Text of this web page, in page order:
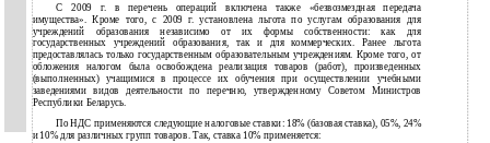
С 2009 г. в перечень операций включена также «безвозмездная передача
имущества». Кроме того, с 2009 г. установлена льгота по услугам образования для
учреждений образования независимо от их формы собственности: как для
государственных учреждений образования, так и для коммерческих. Ранее льгота
предоставлялась только государственным образовательным учреждениям. Кроме того, от
обложения налогом была освобождена реализация товаров (работ), произведенных
(выполненных) учащимися в процессе их обучения при осуществлении учебными
заведениями видов деятельности по перечню, утвержденному Советом Министров
Республики Беларусь.
По НДС применяются следующие налоговые ставки: 18% (базовая ставка), 05%, 24%
и 10% для различных групп товаров. Так, ставка 10% применяется: